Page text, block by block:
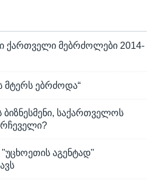
ქართველი მებრძოლები 2014-
მტერს ებრძოდა“
საქართველოს
აგენტად"